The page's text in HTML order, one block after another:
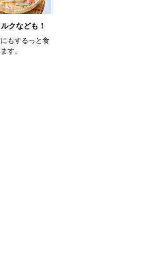
クなども！
もするっと食
す。